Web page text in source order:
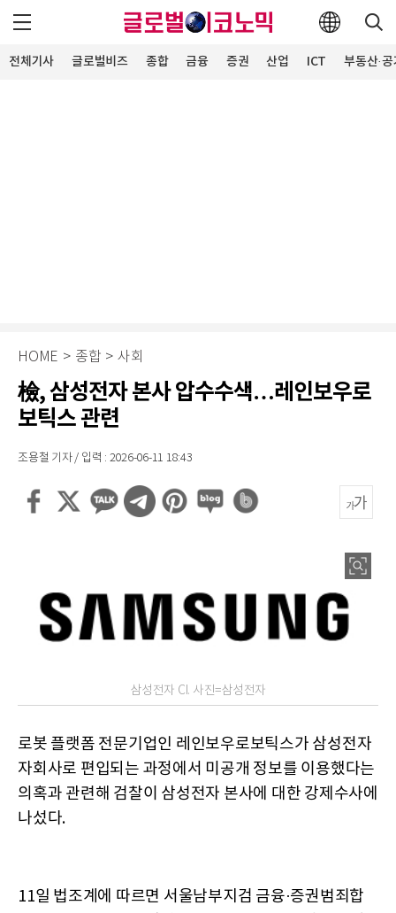
전체기사 글로벌비즈 종합 금융 증권 산업 ICT 부동산·
HOME > 종합 > 사회
檢, 삼성전자 본사 압수수색…레인보우로
보틱스 관련
조용철 기자 / 입력 : 2026-06-11 18:43
삼성전자 CI. 사진=삼성전자
로봇 플랫폼 전문기업인 레인보우로보틱스가 삼성전자
자회사로 편입되는 과정에서 미공개 정보를 이용했다는
의혹과 관련해 검찰이 삼성전자 본사에 대한 강제수사에
나섰다.
11일 법조계에 따르면 서울남부지검 금융·증권범죄합